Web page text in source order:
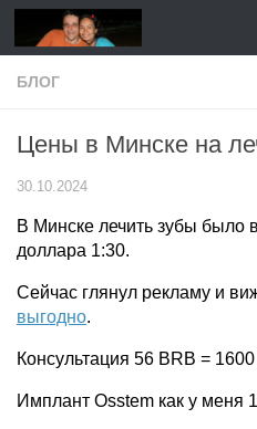
Перейти к содержимому
БЛОГ
Цены в Минске на
30.10.2024
В Минске лечить зубы было
доллара 1:30.
Сейчас глянул рекламу и
выгодно.
Консультация 56 BRB =
Имплант Osstem как у меня